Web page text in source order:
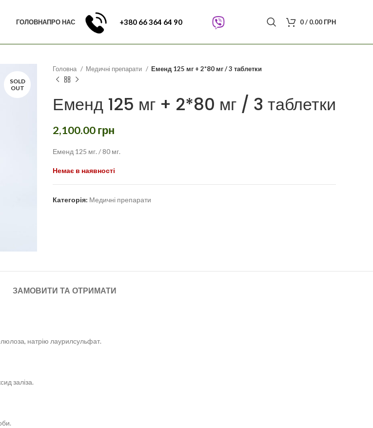
ГОЛОВНАПРО НАС +380 66 364 64 90 0/ 0.00ГРН
SOLD
OUT
Головна Медичні препарати Еменд 125 мг + 2*80 мг / 3 таблетки
Еменд 125 мг + 2*80 мг / 3 таблетки
2,100.00грн
Еменд 125 мг. / 80 мг.
Немає в наявності
Категорія: Медичні препарати
ЗАМОВИТИ ТА ОТРИМАТИ
натрію лаурилсульфат.
заліза.